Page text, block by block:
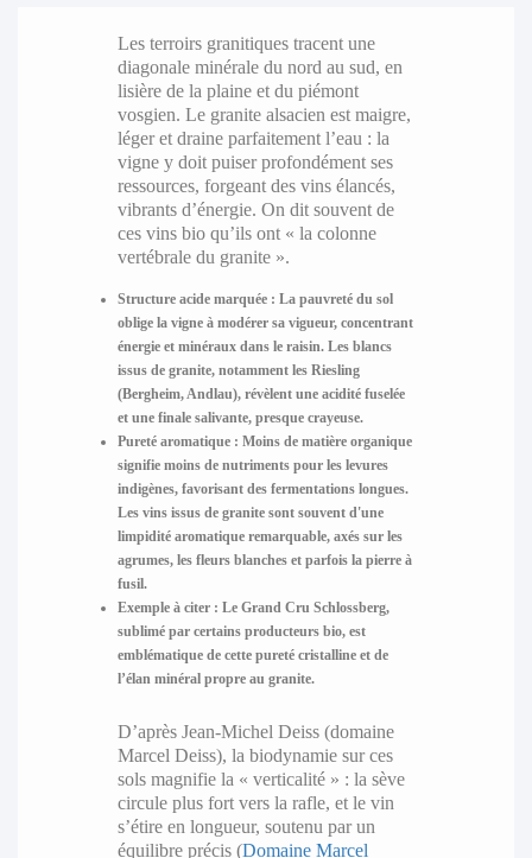
Les terroirs granitiques tracent une
diagonale minérale du nord au sud, en
lisière de la plaine et du piémont
vosgien. Le granite alsacien est maigre,
léger et draine parfaitement l’eau : la
vigne y doit puiser profondément ses
ressources, forgeant des vins élancés,
vibrants d’énergie. On dit souvent de
ces vins bio qu’ils ont « la colonne
vertébrale du granite ».
Structure acide marquée: La pauvreté du sol
oblige la vigne à modérer sa vigueur, concentrant
énergie et minéraux dans le raisin. Les blancs
issus de granite, notamment les Riesling
(Bergheim, Andlau), révèlent une acidité fuselée
et une finale salivante, presque crayeuse.
Pureté aromatique: Moins de matière organique
signifie moins de nutriments pour les levures
indigènes, favorisant des fermentations longues.
Les vins issus de granite sont souvent d'une
limpidité aromatique remarquable, axés sur les
agrumes, les fleurs blanches et parfois la pierre à
fusil.
Exemple à citer: Le Grand Cru Schlossberg,
sublimé par certains producteurs bio, est
emblématique de cette pureté cristalline et de
l’élan minéral propre au granite.
D’après Jean-Michel Deiss (domaine
Marcel Deiss), la biodynamie sur ces
sols magnifie la « verticalité » : la sève
circule plus fort vers la rafle, et le vin
s’étire en longueur, soutenu par un
équilibre précis (Domaine Marcel